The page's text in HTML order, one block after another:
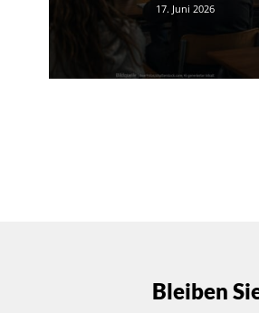
17. Juni 2026
Bleiben